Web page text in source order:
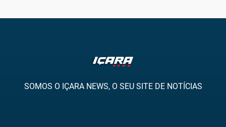
SOMOS O IÇARA NEWS, O SEU SITE DE NOTÍCIAS